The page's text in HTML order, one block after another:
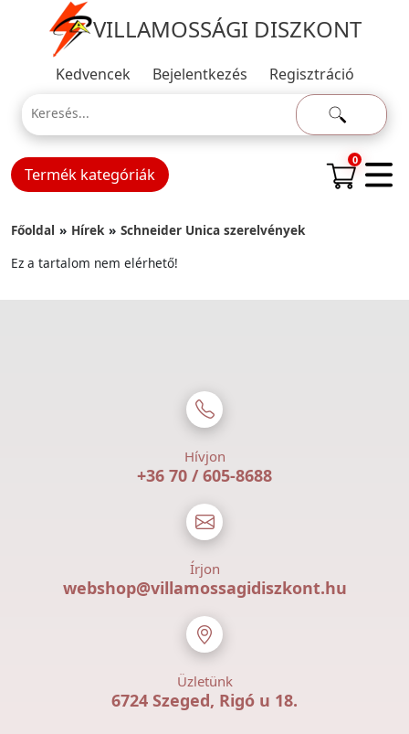
VILLAMOSSÁGI DISZKONT
Kedvencek Bejelentkezés Regisztráció
Termék kategóriák
0
Főoldal Hírek
Schneider Unica szerelvények
Ez a tartalom nem elérhető!
Hívjon
+36 70 / 605-8688
Írjon
webshop@villamossagidiszkont.hu
Üzletünk
6724 Szeged, Rigó u 18.